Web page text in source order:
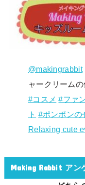
@makingrabbit
ャークリーム
#コスメ #ファ
ト #ポンポンの
Relaxing cute
Making Rabbit アン